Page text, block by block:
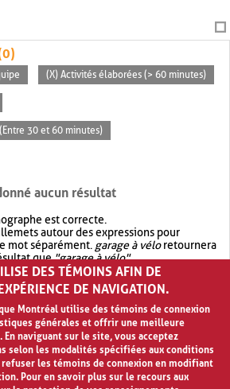
(X) Activités élaborées (> 60 minutes)
30 et 60 minutes)
aucun résultat
est correcte.
autour des expressions pour
mot séparément. garage à véloretournera
que"garage à vélo".
votre recherche avec OR.garage OR vélo
plus de résultat quegarage à vélo
DES TÉMOINS AFIN DE
DE NAVIGATION.
Montréal utilise des témoins de connexion
générales et offrir une meilleure
naviguant sur le site, vous acceptez
selon les modalités spécifiées aux conditions
les témoins de connexion en modifiant
Pour en savoir plus sur le recours aux